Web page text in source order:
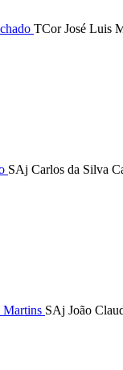
TCor José Luis
SAj Carlos da Silva
SAj João